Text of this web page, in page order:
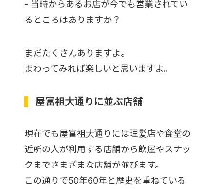
- 当時からあるお店が今でも営業されてい
るところはありますか？
まだたくさんありますよ。
まわってみれば楽しいと思いますよ。
屋富祖大通りに並ぶ店舗
現在でも屋富祖大通りには理髪店や食堂の
近所の人が利用する店舗から飲屋やスナッ
クまでさまざまな店舗が並びます。
この通りで50年60年と歴史を重ねている